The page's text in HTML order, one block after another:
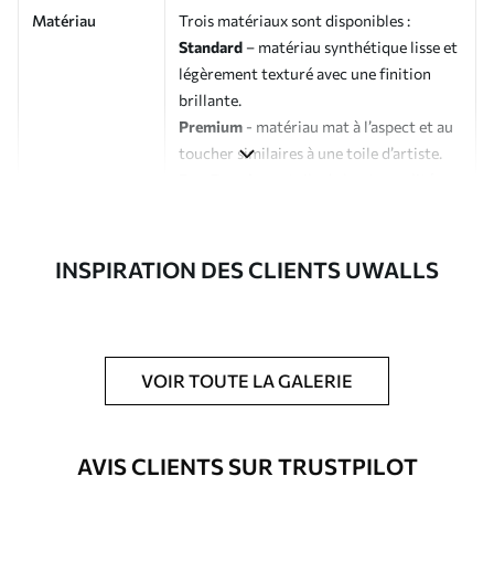
Matériau
Trois matériaux sont disponibles :
Standard – matériau synthétique lisse et
légèrement texturé avec une finition
brillante.
Premium - matériau mat à l’aspect et au
toucher similaires à une toile d’artiste.
Possibilité d'ajouter un vernis
protecteur pour renforcer la durabilité
du tableau.
Matériaux disponibles
INSPIRATION DES CLIENTS UWALLS
VOIR TOUTE LA GALERIE
AVIS CLIENTS SUR TRUSTPILOT